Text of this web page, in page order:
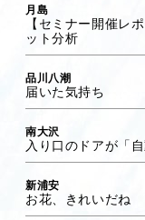
月島
【セミナー開催レ
ット分析
品川八潮
届いた気持ち
南大沢
入り口のドアが「
新浦安
お花、きれいだね